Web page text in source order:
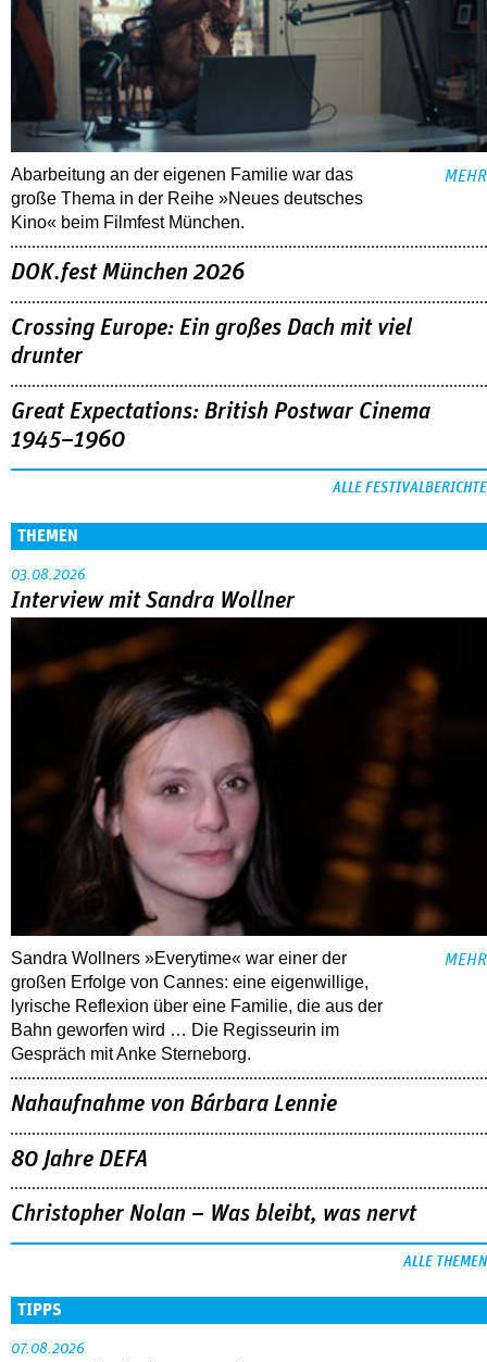
Abarbeitung an der eigenen Familie war das
große Thema in der Reihe »Neues deutsches
Kino« beim Filmfest München.
MEHR
DOK.fest München 2026
Crossing Europe: Ein großes Dach mit viel
drunter
Great Expectations: British Postwar Cinema
1945–1960
ALLE FESTIVALBERICHTE
THEMEN
03.08.2026
Interview mit Sandra Wollner
Sandra Wollners »Everytime« war einer der
großen Erfolge von Cannes: eine eigenwillige,
lyrische Reflexion über eine ­Familie, die aus der
Bahn geworfen wird … Die Regisseurin im
Gespräch mit Anke Sterneborg.
MEHR
Nahaufnahme von Bárbara Lennie
80 Jahre DEFA
Christopher Nolan – Was bleibt, was nervt
ALLE THEMEN
TIPPS
07.08.2026